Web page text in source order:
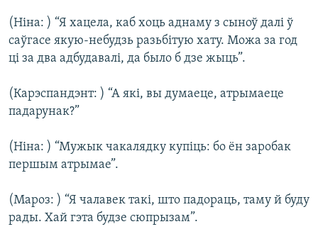
(Ніна: ) “Я хацела, каб хоць аднаму з сыноў далі ў
саўгасе якую-небудзь разьбітую хату. Можа за год
ці за два адбудавалі, да было б дзе жыць”.
(Карэспандэнт: ) “А які, вы думаеце, атрымаеце
падарунак?”
(Ніна: ) “Мужык чакалядку купіць: бо ён заробак
першым атрымае”.
(Мароз: ) “Я чалавек такі, што падораць, таму й буду
рады. Хай гэта будзе сюпрызам”.